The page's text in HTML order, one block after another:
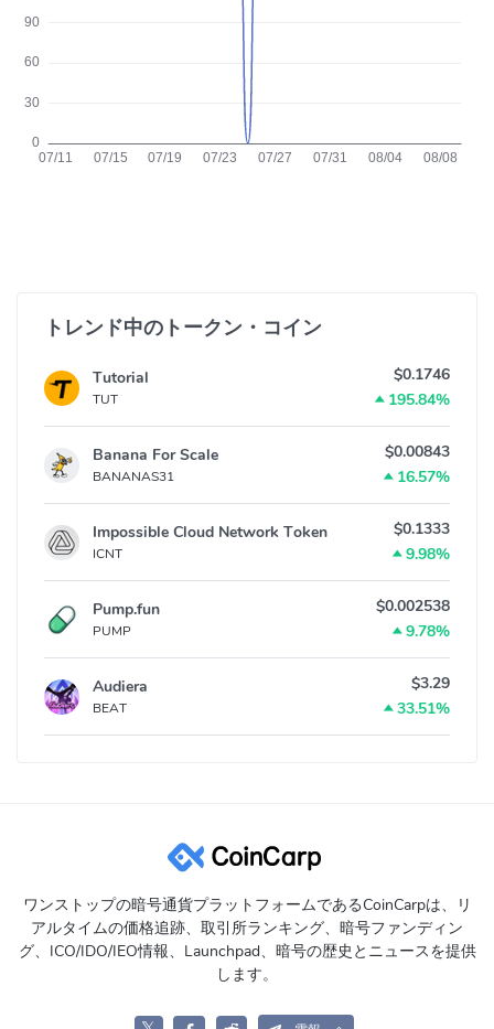
トレンド中のトークン・コイン
Tutorial
TUT
$0.1746
195.84%
Banana For Scale
BANANAS31
$0.00843
16.57%
Impossible Cloud Network Token
ICNT
$0.1333
9.98%
Pump.fun
PUMP
$0.002538
9.78%
Audiera
BEAT
$3.29
33.51%
ワンストップの暗号通貨プラットフォームであるCoinCarpは、リ
アルタイムの価格追跡、取引所ランキング、暗号ファンディン
グ、ICO/IDO/IEO情報、Launchpad、暗号の歴史とニュースを提供
します。